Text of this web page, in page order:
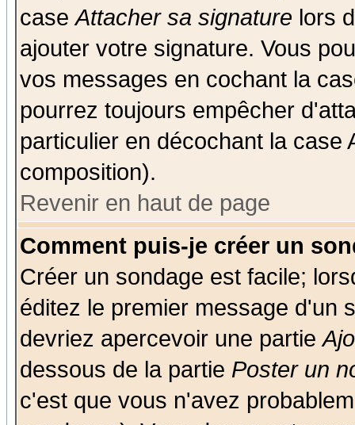
caseAttacher sa signature lors
ajouter votre signature. Vous
vos messages en cochant la
pourrez toujours empêcher
particulier en décochant la case
composition).
Revenir en haut de page
Comment puis-je créer un
Créer un sondage est facile;
éditez le premier message d'un
devriez apercevoir une partie
dessous de la partie Poster un
c'est que vous n'avez